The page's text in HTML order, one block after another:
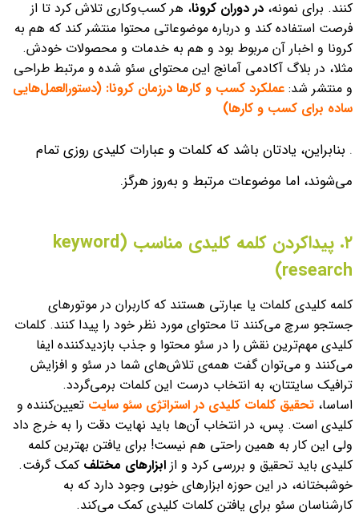
کنند. برای نمونه، در دوران کرونا، هر کسب‌وکاری تلاش کرد تا از
فرصت استفاده کند و درباره موضوعاتی محتوا منتشر کند که هم به
کرونا و اخبار آن مربوط بود و هم به خدمات و محصولات خودش.
مثلا، در بلاگ آکادمی آمانج این محتوای سئو شده و مرتبط طراحی
و منتشر شد: عملکرد کسب و کارها درزمان کرونا: (دستورالعمل‌هایی
ساده برای کسب و کارها)
. بنابراین، یادتان باشد که کلمات و عبارات کلیدی روزی تمام
می‌شوند، اما موضوعات مرتبط و به‌روز هرگز.
۲. پیداکردن کلمه کلیدی مناسب (keyword
research)
کلمه کلیدی کلمات یا عبارتی هستند که کاربران در موتورهای
جستجو سرچ می‌کنند تا محتوای مورد نظر خود را پیدا کنند. کلمات
کلیدی مهم‌ترین نقش را در سئو محتوا و جذب بازدیدکننده ایفا
می‌کنند و می‌توان گفت همه‌ی تلاش‌های شما در سئو و افزایش
ترافیک سایتتان، به انتخاب درست این کلمات برمی‌گردد.
اساسا، تحقیق کلمات کلیدی در استراتژی سئو سایت تعیین‌کننده و
کلیدی است. پس، در انتخاب آن‌ها باید نهایت دقت را به خرج داد
ولی این کار به همین راحتی هم نیست! برای یافتن بهترین کلمه
کلیدی باید تحقیق و بررسی کرد و از ابزارهای مختلف کمک گرفت.
خوشبختانه، در این حوزه ابزارهای خوبی وجود دارد که به
کارشناسان سئو برای یافتن کلمات کلیدی کمک می‌کند.